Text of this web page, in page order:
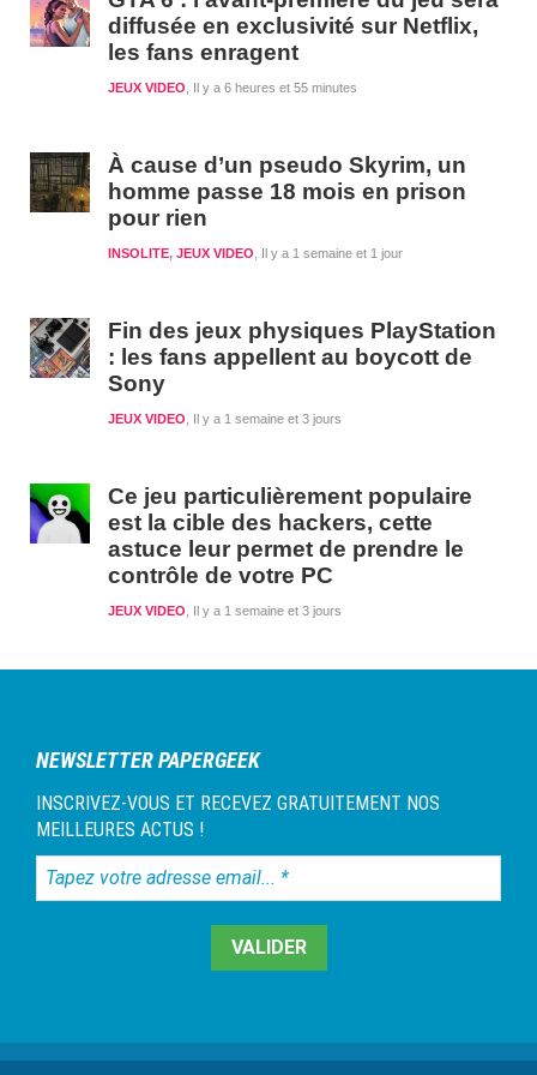
diffusée en exclusivité sur Netflix,
les fans enragent
Il y a 6 heures et 55 minutes
JEUX VIDEO
À cause d’un pseudo Skyrim, un
homme passe 18 mois en prison
pour rien
Il y a 1 semaine et 1 jour
INSOLITE, JEUX VIDEO
Fin des jeux physiques PlayStation
: les fans appellent au boycott de
Sony
Il y a 1 semaine et 3 jours
JEUX VIDEO
Ce jeu particulièrement populaire
est la cible des hackers, cette
astuce leur permet de prendre le
contrôle de votre PC
Il y a 1 semaine et 3 jours
JEUX VIDEO
NEWSLETTER PAPERGEEK
INSCRIVEZ-VOUS ET RECEVEZ GRATUITEMENT NOS
MEILLEURES ACTUS !
Tapez
votre